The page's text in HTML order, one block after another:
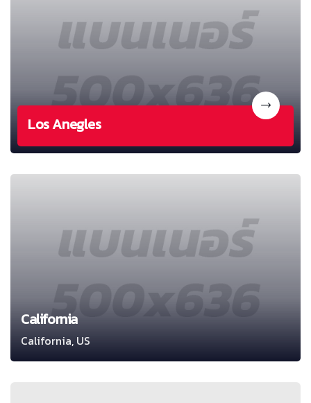
Los Anegles
California
California, US